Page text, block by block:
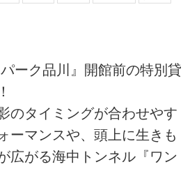
ーク品川』開館前の特別貸
のタイミングが合わせやす
ーマンスや、頭上に生きも
広がる海中トンネル『ワン